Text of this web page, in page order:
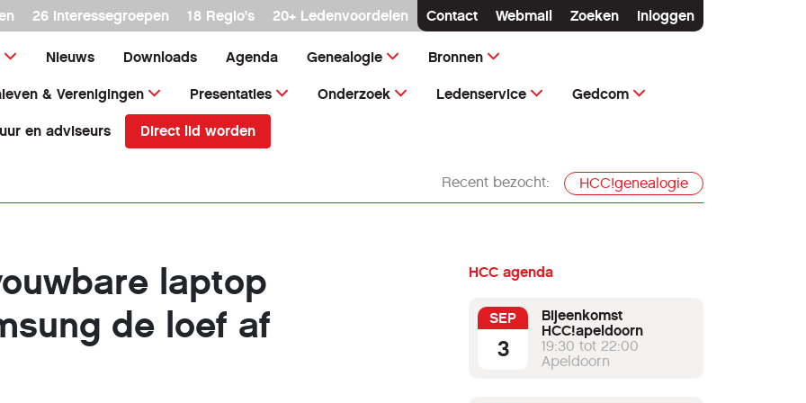
26 interessegroepen 18 Regio's 20+ Ledenvoordelen Contact Webmail Zoeken Inloggen
Nieuws Downloads Agenda Genealogie Bronnen
& Verenigingen Presentaties Onderzoek Ledenservice Gedcom
en adviseurs Direct lid worden
Recent bezocht: HCC!genealogie
laptop
de loef af
HCC agenda
SEP
3
Bijeenkomst
HCC!apeldoorn
19:30 tot 22:00
Apeldoorn